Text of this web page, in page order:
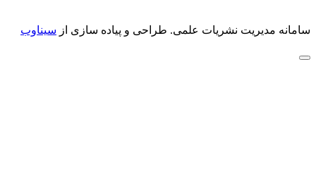
سامانه مدیریت نشریات علمی. طراحی و پیاده سازی از سیناوب